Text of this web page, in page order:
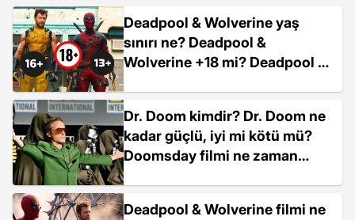
Deadpool & Wolverine yaş
sınırı ne? Deadpool &
Wolverine +18 mi? Deadpool &
Dr. Doom kimdir? Dr. Doom ne
kadar güçlü, iyi mi kötü mü?
Doomsday filmi ne zaman
Deadpool & Wolverine filmi ne